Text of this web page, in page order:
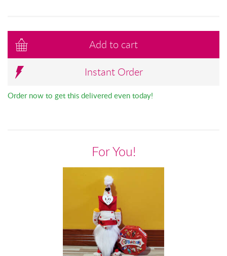
Add to cart
Instant Order
Order now to get this delivered even today!
For You!